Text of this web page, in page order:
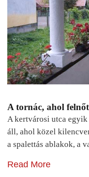
A tornác, ahol
A kertvárosi utca
áll, ahol közel
a spalettás ablakok, a
Read More